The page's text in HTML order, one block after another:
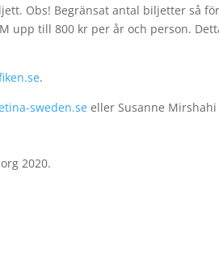
Obs! Begränsat antal biljetter så
upp till 800 kr per år och person.
.
sweden.se eller Susanne
2020.